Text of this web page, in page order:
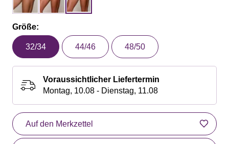
Größe:
32/34 44/46 48/50
Voraussichtlicher Liefertermin
Montag, 10.08 - Dienstag, 11.08
Auf den Merkzettel